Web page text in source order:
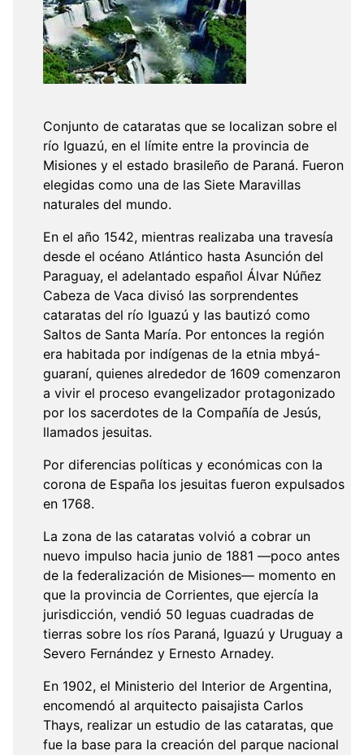
Conjunto de cataratas que se localizan sobre el
río Iguazú, en el límite entre la provincia de
Misiones y el estado brasileño de Paraná. Fueron
elegidas como una de las Siete Maravillas
naturales del mundo.
En el año 1542, mientras realizaba una travesía
desde el océano Atlántico hasta Asunción del
Paraguay, el adelantado español Álvar Núñez
Cabeza de Vaca divisó las sorprendentes
cataratas del río Iguazú y las bautizó como
Saltos de Santa María. Por entonces la región
era habitada por indígenas de la etnia mbyá-
guaraní, quienes alrededor de 1609 comenzaron
a vivir el proceso evangelizador protagonizado
por los sacerdotes de la Compañía de Jesús,
llamados jesuitas.
Por diferencias políticas y económicas con la
corona de España los jesuitas fueron expulsados
en 1768.
La zona de las cataratas volvió a cobrar un
nuevo impulso hacia junio de 1881 —poco antes
de la federalización de Misiones— momento en
que la provincia de Corrientes, que ejercía la
jurisdicción, vendió 50 leguas cuadradas de
tierras sobre los ríos Paraná, Iguazú y Uruguay a
Severo Fernández y Ernesto Arnadey.
En 1902, el Ministerio del Interior de Argentina,
encomendó al arquitecto paisajista Carlos
Thays, realizar un estudio de las cataratas, que
fue la base para la creación del parque nacional